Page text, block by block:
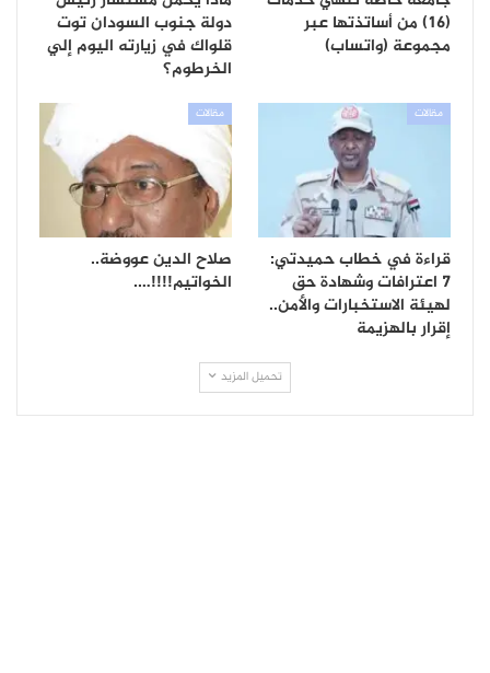
(16) من أساتذتها عبر
مجموعة (واتساب)
دولة جنوب السودان توت
قلواك في زيارته اليوم إلي
الخرطوم؟
مقالات
قراءة في خطاب حميدتي:
7 اعترافات وشهادة حق
لهيئة الاستخبارات والأمن..
إقرار بالهزيمة
مقالات
صلاح الدين عووضة..
الخواتيم!!!!….
تحميل المزيد